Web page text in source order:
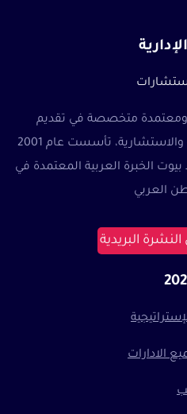
ومعتمدة متخصصة في تقديم
كافة مجالات الخدمات التدريبية والاستشارية، تأسست عام 2001
الخبرة العربية المعتمدة في
العربي
البريدية
الادارات